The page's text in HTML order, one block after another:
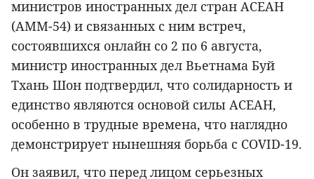
министров иностранных дел стран АСЕАН
(AMM-54) и связанных с ним встреч,
состоявшихся онлайн со 2 по 6 августа,
министр иностранных дел Вьетнама Буй
Тхань Шон подтвердил, что солидарность и
единство являются основой силы АСЕАН,
особенно в трудные времена, что наглядно
демонстрирует нынешняя борьба с COVID-19.
Он заявил, что перед лицом серьезных